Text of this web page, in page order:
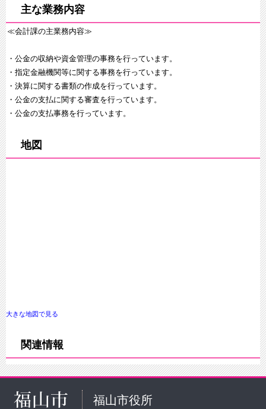
主な業務内容
≪会計課の主業務内容≫
・公金の収納や資金管理の事務を行っています。
・指定金融機関等に関する事務を行っています。
・決算に関する書類の作成を行っています。
・公金の支払に関する審査を行っています。
・公金の支払事務を行っています。
地図
大きな地図で見る
関連情報
福山市役所